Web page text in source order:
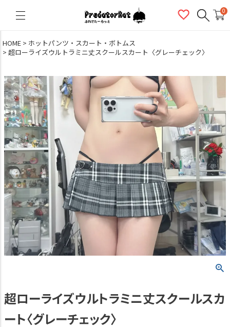
0
HOME
ホットパンツ・スカート・ボトムス
超ローライズウルトラミニ丈スクールスカート〈グレーチェック〉
超ローライズウルトラミニ丈スクールスカ
ート〈グレーチェック〉